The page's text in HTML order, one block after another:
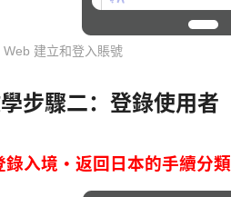
建立和登入賬號
步驟二：登錄使用者
入境・返回日本的手續分類